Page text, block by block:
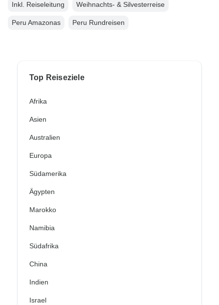
Inkl. Reiseleitung Weihnachts- & Silvesterreise
Peru Amazonas Peru Rundreisen
Top Reiseziele
Afrika
Asien
Australien
Europa
Südamerika
Ägypten
Marokko
Namibia
Südafrika
China
Indien
Israel